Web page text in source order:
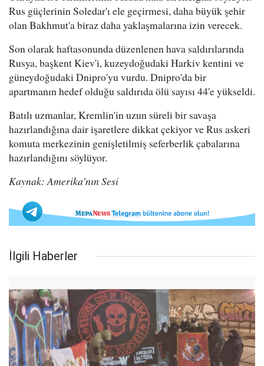
Rus güçlerinin Soledar'ı ele geçirmesi, daha büyük şehir
olan Bakhmut'a biraz daha yaklaşmalarına izin verecek.
Son olarak haftasonunda düzenlenen hava saldırılarında
Rusya, başkent Kiev'i, kuzeydoğudaki Harkiv kentini ve
güneydoğudaki Dnipro'yu vurdu. Dnipro'da bir
apartmanın hedef olduğu saldırıda ölü sayısı 44'e yükseldi.
Batılı uzmanlar, Kremlin'in uzun süreli bir savaşa
hazırlandığına dair işaretlere dikkat çekiyor ve Rus askeri
komuta merkezinin genişletilmiş seferberlik çabalarına
hazırlandığını söylüyor.
Kaynak: Amerika'nın Sesi
İlgili Haberler